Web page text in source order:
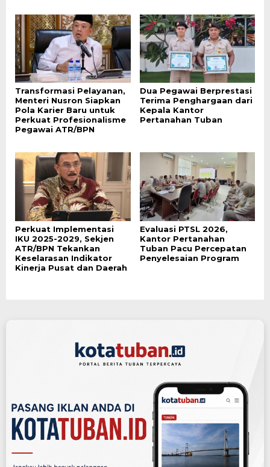
Transformasi Pelayanan,
Menteri Nusron Siapkan
Pola Karier Baru untuk
Perkuat Profesionalisme
Pegawai ATR/BPN
Dua Pegawai Berprestasi
Terima Penghargaan dari
Kepala Kantor
Pertanahan Tuban
Perkuat Implementasi
IKU 2025-2029, Sekjen
ATR/BPN Tekankan
Keselarasan Indikator
Kinerja Pusat dan Daerah
Evaluasi PTSL 2026,
Kantor Pertanahan
Tuban Pacu Percepatan
Penyelesaian Program